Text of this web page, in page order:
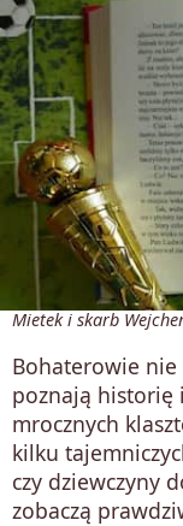
Mietek i skarb
Bohaterowie
poznają historię
mrocznych
kilku
czy dziewczyny
zobaczą